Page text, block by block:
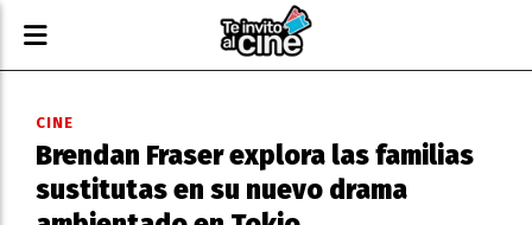
Brendan Fraser explora las familias
sustitutas en su nuevo drama
CINE